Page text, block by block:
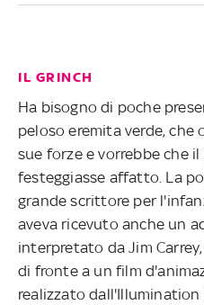
IL GRINCH
Ha bisogno di poche
peloso eremita verde,
sue forze e vorrebbe che
festeggiasse affatto. La
grande scrittore per
aveva ricevuto anche un
interpretato da Jim
di fronte a un film
realizzato